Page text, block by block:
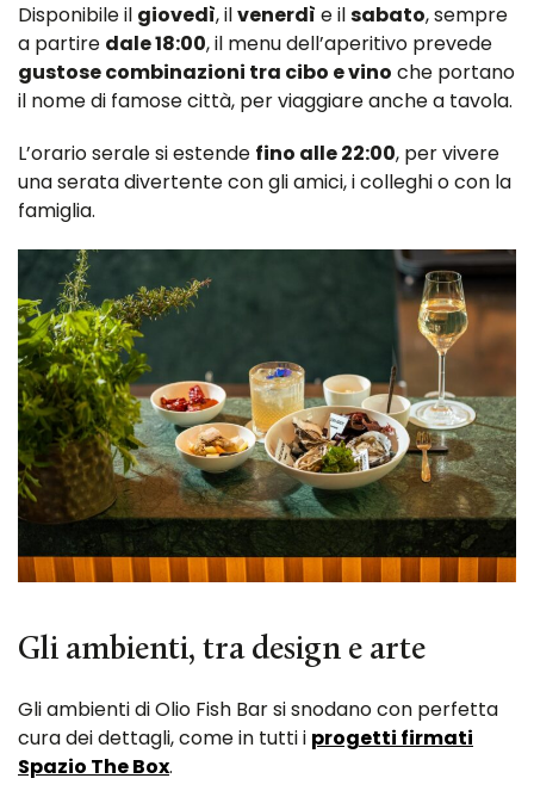
Disponibile il giovedì, ilvenerdì e ilsabato, sempre
a partire dale 18:00, il menu dell’aperitivo prevede
gustose combinazioni tra cibo e vino che portano
il nome di famose città, per viaggiare anche a tavola.
L’orario serale si estende fino alle 22:00, per vivere
una serata divertente con gli amici, i colleghi o con la
famiglia.
Gli ambienti, tra design e arte
Gli ambienti di Olio Fish Bar si snodano con perfetta
cura dei dettagli, come in tutti i progetti firmati
Spazio The Box.